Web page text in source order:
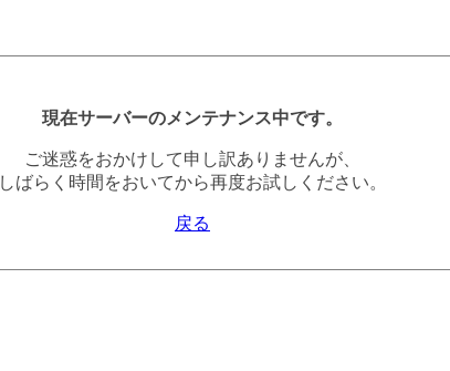
現在サーバーのメンテナンス中です。
ご迷惑をおかけして申し訳ありませんが、
しばらく時間をおいてから再度お試しください。
戻る